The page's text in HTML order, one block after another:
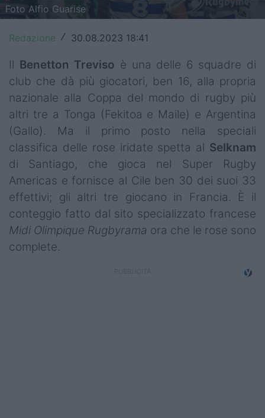
Challenge Cup
World Rugby
Rugby World Cup
Super Rugby
Rugby in TV
Mercato
Serie A Elite
Campionati
Serie A
Serie B
Foto Alfio Guarise
Redazione / 30.08.2023 18:41
Il Benetton Treviso è una delle 6 squadre di
club che dà più giocatori, ben 16, alla propria
nazionale alla Coppa del mondo di rugby più
altri tre a Tonga (Fekitoa e Maile) e Argentina
(Gallo). Ma il primo posto nella speciali
classifica delle rose iridate spetta al Selknam
di Santiago, che gioca nel Super Rugby
Americas e fornisce al Cile ben 30 dei suoi 33
effettivi; gli altri tre giocano in Francia. È il
conteggio fatto dal sito specializzato francese
Midi Olimpique Rugbyrama ora che le rose sono
complete.